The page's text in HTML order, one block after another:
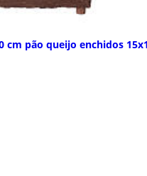
cm pão queijo enchidos